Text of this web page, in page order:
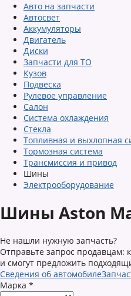
Авто на запчасти
Автосвет
Аккумуляторы
Двигатель
Диски
Запчасти для ТО
Кузов
Подвеска
Рулевое управление
Салон
Система охлаждения
Стекла
Топливная и выхлопная
Тормозная система
Трансмиссия и привод
Шины
Электрооборудование
Шины Aston
Не нашли нужную запчасть?
Отправьте запрос продавцам:
и смогут предложить
Сведения об автомобиле
Марка *